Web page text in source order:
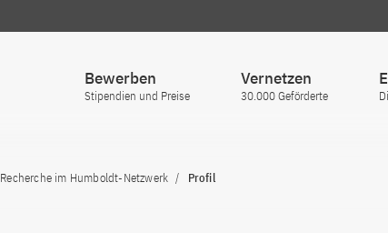
Bewerben
Stipendien und Preise
Vernetzen
30.000 Geförderte
Recherche im Humboldt-Netzwerk Profil